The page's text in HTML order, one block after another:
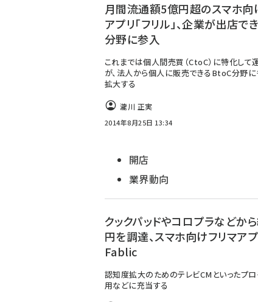
月間流通額5億円超のスマホ向
アプリ「フリル」、企業が出店で
分野に参入
これまでは個人間売買（CtoC）に特化して
が、法人から個人に販売できるBtoC分野に
拡大する
瀧川 正実
2014年8月25日 13:34
開店
業界動向
クックパッドやコロプラなどか
円を調達、スマホ向けフリマア
Fablic
認知度拡大のためのテレビCMといったプロ
用などに充当する